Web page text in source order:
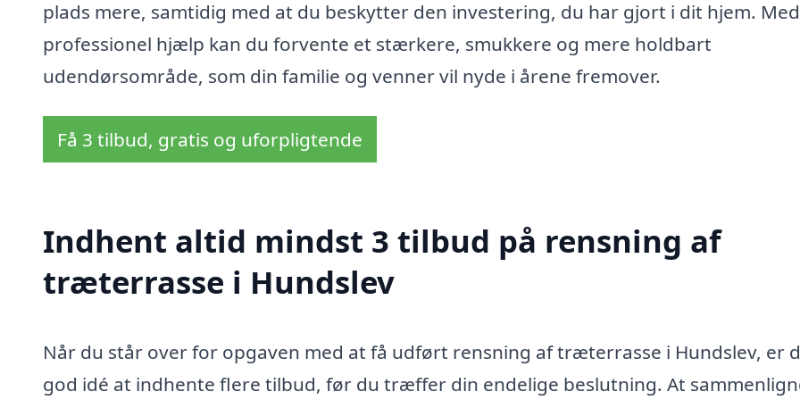
plads mere, samtidig med at du beskytter den investering, du har gjort i dit hjem. Med
professionel hjælp kan du forvente et stærkere, smukkere og mere holdbart
udendørsområde, som din familie og venner vil nyde i årene fremover.
Få 3 tilbud, gratis og uforpligtende
Indhent altid mindst 3 tilbud på rensning af
træterrasse i Hundslev
Når du står over for opgaven med at få udført rensning af træterrasse i Hundslev, er
god idé at indhente flere tilbud, før du træffer din endelige beslutning. At